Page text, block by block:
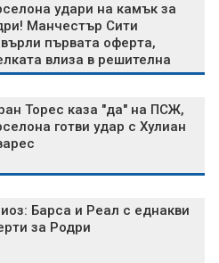
удари на камък за
Манчестър Сити
първата оферта,
влиза в решителна
Торес каза "да" на ПСЖ,
готви удар с Хулиан
Барса и Реал с еднакви
за Родри